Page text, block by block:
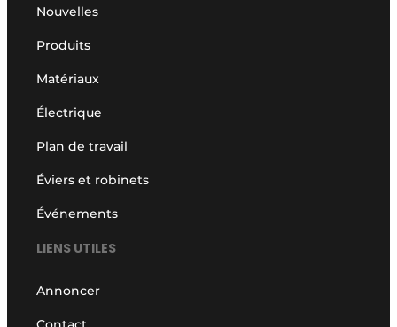
Nouvelles
Produits
Matériaux
Électrique
Plan de travail
Éviers et robinets
Événements
LIENS UTILES
Annoncer